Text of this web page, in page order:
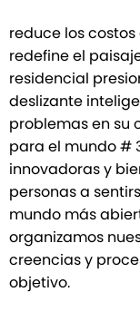
reduce los
redefine el
residencial
deslizante
problemas en su
para el mundo #
innovadoras y
personas a
mundo más
organizamos
creencias y
objetivo.